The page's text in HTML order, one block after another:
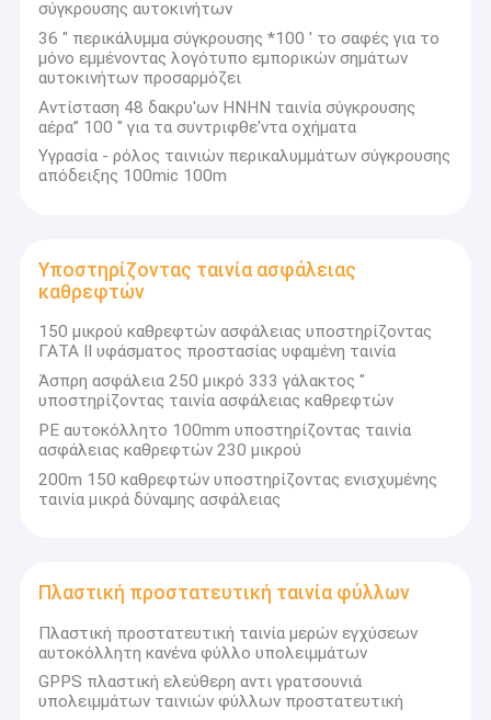
Προστατευτική ταινία επιτροπής σάντουιτς
Ταινία προστασίας σχεδιαγράμματος εξώθησης
Καλύπτοντας ταινία στόκων
σύγκρουσης αυτοκινήτων
36 " περικάλυμμα σύγκρουσης *100 ' το σαφές για το
μόνο εμμένοντας λογότυπο εμπορικών σημάτων
αυτοκινήτων προσαρμόζει
Αντίσταση 48 δακρυ'ων HNHN ταινία σύγκρουσης
αέρα” 100 " για τα συντριφθε'ντα οχήματα
Υγρασία - ρόλος ταινιών περικαλυμμάτων σύγκρουσης
απόδειξης 100mic 100m
Υποστηρίζοντας ταινία ασφάλειας
καθρεφτών
150 μικρού καθρεφτών ασφάλειας υποστηρίζοντας
ΓΑΤΑ ΙΙ υφάσματος προστασίας υφαμένη ταινία
Άσπρη ασφάλεια 250 μικρό 333 γάλακτος "
υποστηρίζοντας ταινία ασφάλειας καθρεφτών
PE αυτοκόλλητο 100mm υποστηρίζοντας ταινία
ασφάλειας καθρεφτών 230 μικρού
200m 150 καθρεφτών υποστηρίζοντας ενισχυμένης
ταινία μικρά δύναμης ασφάλειας
Πλαστική προστατευτική ταινία φύλλων
Πλαστική προστατευτική ταινία μερών εγχύσεων
αυτοκόλλητη κανένα φύλλο υπολειμμάτων
GPPS πλαστική ελεύθερη αντι γρατσουνιά
υπολειμμάτων ταινιών φύλλων προστατευτική